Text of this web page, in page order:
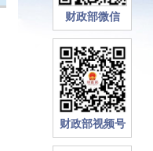
财政部微信
财政部视频号